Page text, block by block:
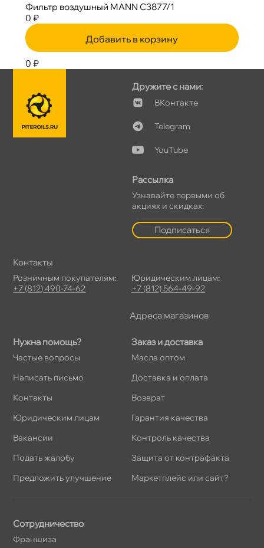
Фильтр воздушный MANN C3877/1
0 ₽
Добавить в корзину
0 ₽
Нужна помощь?
Частые вопросы
Написать письмо
Контакты
Юридическим лицам
акансии
Подать жалобу
Предложить улучшение
Заказ и доставка
Масла оптом
Доставка и оплата
озврат
Гарантия качества
Контроль качества
Защита от контрафакта
Маркетплейс или сайт?
Дружите с нами:
Контакте
Telegram
YouTube
Рассылка
Узнавайте первыми о
акциях и скидках:
Подписаться
Сотрудничество
Франшиза
Контакты
Розничным покупателям:
+7 (812) 490-74-62
Юридическим лицам:
+7 (812) 564-49-92
Адреса магазино